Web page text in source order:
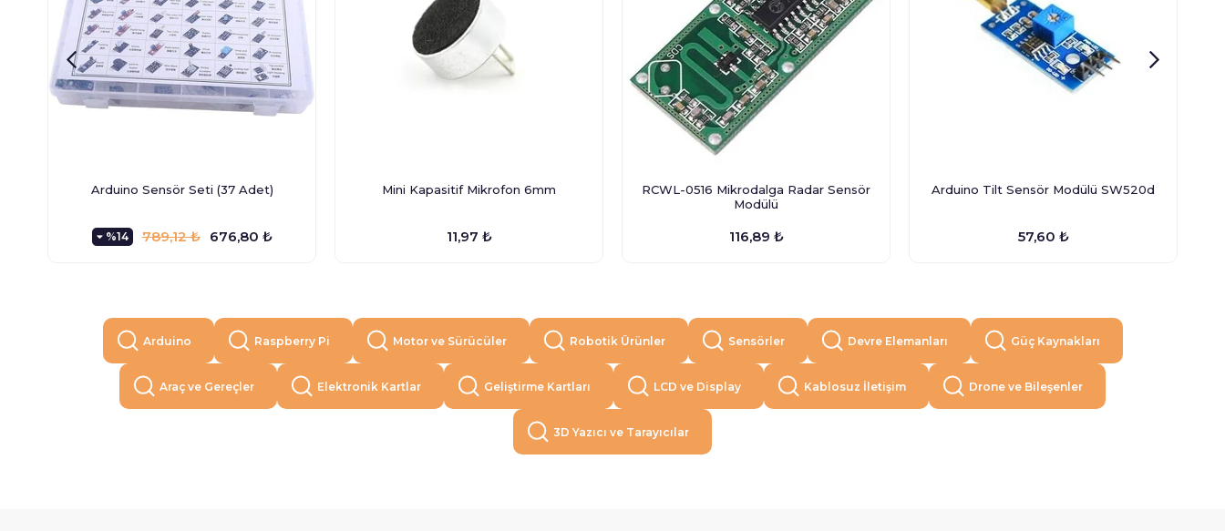
Arduino Sensör Seti (37 Adet)
%14 676,80 ₺
789,12 ₺
Mini Kapasitif Mikrofon 6mm
11,97 ₺
RCWL-0516 Mikrodalga Radar Sensör
Modülü
116,89 ₺
Arduino Tilt Sensör Modülü SW520d
57,60 ₺
Arduino Raspberry Pi Motor ve Sürücüler Robotik Ürünler Sensörler Devre Elemanları Güç Kaynakları
Araç ve Gereçler Elektronik Kartlar Geliştirme Kartları LCD ve Display Kablosuz İletişim Drone ve Bileşenler
3D Yazıcı ve Tarayıcılar